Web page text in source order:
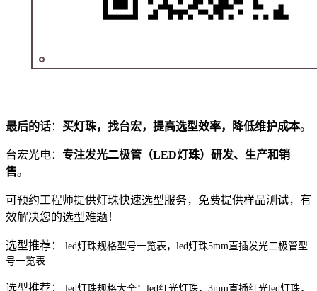
最后的话： 买灯珠，找台宏，提高选型效率，降低维护成本。
台宏光电： 专注发光二极管（LED灯珠）研发、生产和销
售。
可预约工程师提供灯珠快速选型服务，免费提供样品测试，有
效解决您的选型难题！
选型推荐： led灯珠规格型号一览表，led灯珠5mm直插发光二极管型
号一览表
选型推荐： led灯珠规格大全：led红光灯珠，3mm直插红光led灯珠，